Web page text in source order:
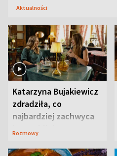
Aktualności
Katarzyna Bujakiewicz
zdradziła, co
najbardziej zachwyca
ją w Lublinie
Rozmowy